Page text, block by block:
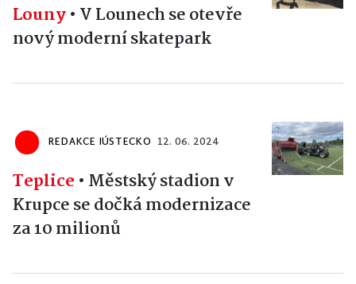
Louny• V Lounech se otevře
nový moderní skatepark
REDAKCE IÚSTECKO 12. 06. 2024
Teplice • Městský stadion v
Krupce se dočká modernizace
za 10 milionů